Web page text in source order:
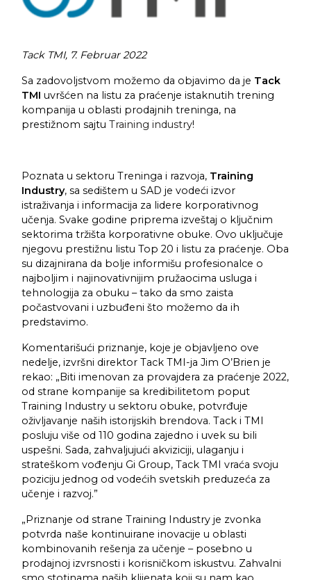
Tack TMI, 7. Februar 2022
Sa zadovoljstvom možemo da objavimo da je Tack
TMI uvršćen na listu za praćenje istaknutih trening
kompanija u oblasti prodajnih treninga, na
prestižnom sajtu Training industry!
Poznata u sektoru Treninga i razvoja, Training
Industry, sa sedištem u SAD je vodeći izvor
istraživanja i informacija za lidere korporativnog
učenja. Svake godine priprema izveštaj o ključnim
sektorima tržišta korporativne obuke. Ovo uključuje
njegovu prestižnu listu Top 20 i listu za praćenje. Oba
su dizajnirana da bolje informišu profesionalce o
najboljim i najinovativnijim pružaocima usluga i
tehnologija za obuku – tako da smo zaista
počastvovani i uzbuđeni što možemo da ih
predstavimo.
Komentarišući priznanje, koje je objavljeno ove
nedelje, izvršni direktor Tack TMI-ja Jim O’Brien je
rekao: „Biti imenovan za provajdera za praćenje 2022,
od strane kompanije sa kredibilitetom poput
Training Industry u sektoru obuke, potvrđuje
oživljavanje naših istorijskih brendova. Tack i TMI
posluju više od 110 godina zajedno i uvek su bili
uspešni. Sada, zahvaljujući akviziciji, ulaganju i
strateškom vođenju Gi Group, Tack TMI vraća svoju
poziciju jednog od vodećih svetskih preduzeća za
učenje i razvoj.”
„Priznanje od strane Training Industry je zvonka
potvrda naše kontinuirane inovacije u oblasti
kombinovanih rešenja za učenje – posebno u
prodajnoj izvrsnosti i korisničkom iskustvu. Zahvalni